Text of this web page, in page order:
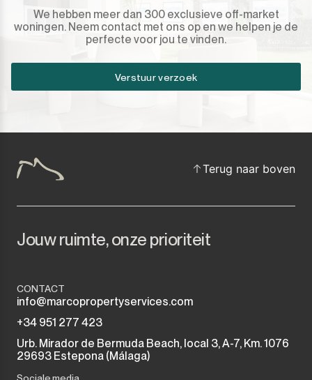
We hebben meer dan 300 exclusieve off-market
woningen. Neem contact met ons op en we helpen je de
perfecte voor jou te vinden.
Verstuur verzoek
Terug naar boven
Jouw ruimte, onze prioriteit
CONTACT
info@marcopropertyservices.com
+34 951 277 423
Urb. Mirador de Bermuda Beach, local 3, A-7, Km. 1076
29693 Estepona (Málaga)
Sociale media